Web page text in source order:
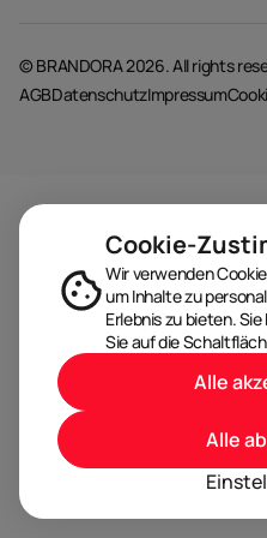
© BRANDORA 2026. All rights
AGBDatenschutzImpressum
Cookie-
Wir verwenden
um Inhalte zu
Erlebnis zu bieten.
Sie auf die
Alle
Alle